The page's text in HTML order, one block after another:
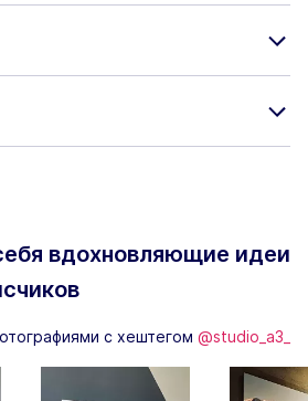
вдохновляющие идеи
с хештегом @studio_a3_